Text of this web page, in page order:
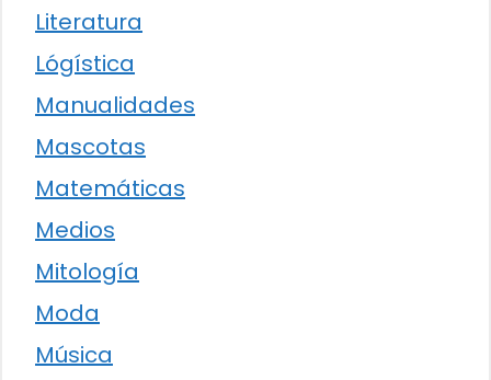
Literatura
Lógística
Manualidades
Mascotas
Matemáticas
Medios
Mitología
Moda
Música